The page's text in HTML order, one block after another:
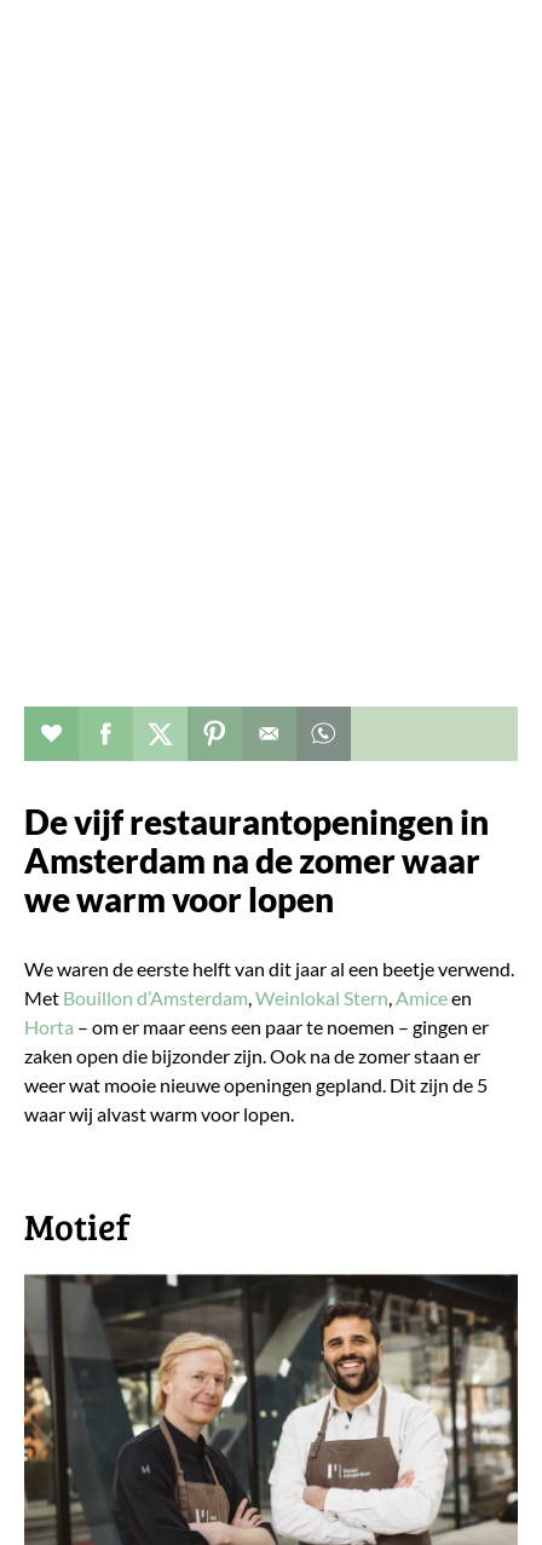
Verhaal toevoegen aan favorieten
Deel dit op facebook
Deel dit op twitter
Deel dit op pinterest
De vijf restaurantopeningen in
Amsterdam na de zomer waar
we warm voor lopen
We waren de eerste helft van dit jaar al een beetje verwend.
Met Bouillon d’Amsterdam,Weinlokal Stern,Amiceen
Horta – om er maar eens een paar te noemen – gingen er
zaken open die bijzonder zijn. Ook na de zomer staan er
weer wat mooie nieuwe openingen gepland. Dit zijn de 5
waar wij alvast warm voor lopen.
​Motief